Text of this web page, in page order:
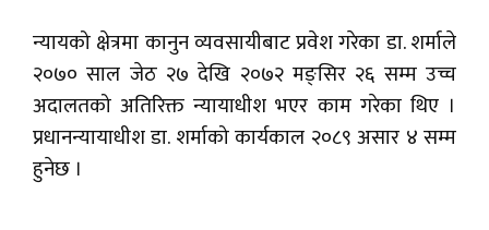
न्यायको क्षेत्रमा कानुन व्यवसायीबाट प्रवेश गरेका डा. शर्माले
२०७० साल जेठ २७ देखि २०७२ मङ्सिर २६ सम्म उच्च
अदालतको अतिरिक्त न्यायाधीश भएर काम गरेका थिए ।
प्रधानन्यायाधीश डा. शर्माको कार्यकाल २०८९ असार ४ सम्म
हुनेछ ।